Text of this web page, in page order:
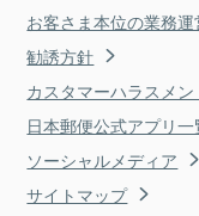
お客さま本位の業務
勧誘方針
カスタマーハラスメ
日本郵便公式アプリ一
ソーシャルメディア
サイトマップ